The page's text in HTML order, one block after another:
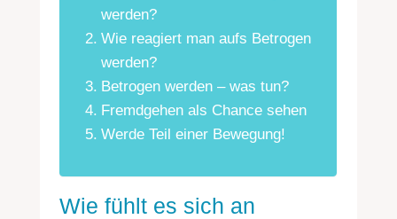
werden?
Wie reagiert man aufs Betrogen
werden?
Betrogen werden – was tun?
Fremdgehen als Chance sehen
Werde Teil einer Bewegung!
Wie fühlt es sich an